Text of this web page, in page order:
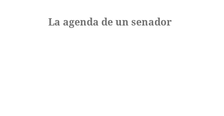
La agenda de un senador